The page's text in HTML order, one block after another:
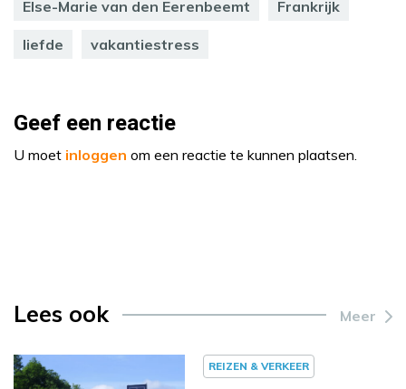
Else-Marie van den Eerenbeemt Frankrijk
liefde vakantiestress
Geef een reactie
U moet inloggen om een reactie te kunnen plaatsen.
Lees ook Meer
REIZEN & VERKEER